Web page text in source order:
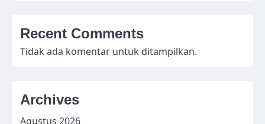
Recent Comments
Tidak ada komentar untuk ditampilkan.
Archives
Agustus 2026